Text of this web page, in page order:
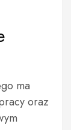
ma
oraz